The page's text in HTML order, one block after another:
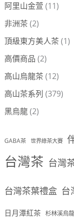
阿里山金萱 (11)
非洲茶 (2)
頂級東方美人茶 (1)
高價商品 (2)
高山烏龍茶 (12)
高山茶系列 (379)
黑烏龍(2)
GABA茶 世界綠茶大賽
台灣茶 台灣
台灣茶葉禮盒 台
日月潭紅茶 杉林溪烏